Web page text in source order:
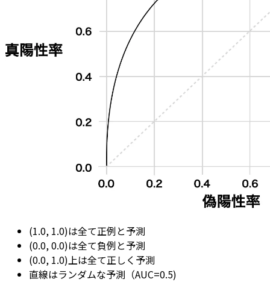
(1.0, 1.0)は全て正例と予測
(0.0, 0.0)は全て負例と予測
(0.0, 1.0)上は全て正しく予測
直線はランダムな予測（AUC=0.5)